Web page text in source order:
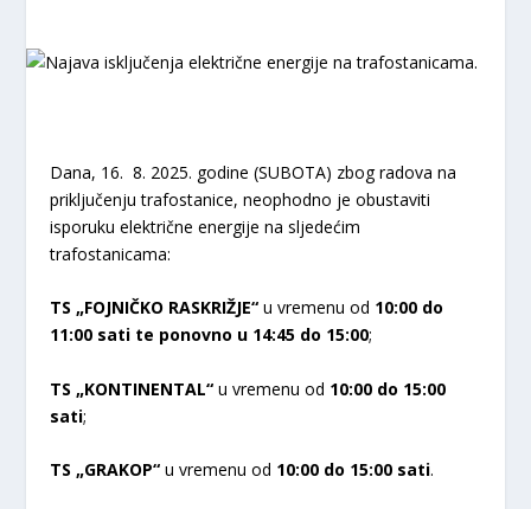
Dana, 16. 8. 2025. godine (SUBOTA) zbog radova na
priključenju trafostanice, neophodno je obustaviti
isporuku električne energije na sljedećim
trafostanicama­:
TS „FOJNIČKO RASKRIŽJE“ u vremenu od 10:00 do
11:00 sati te ponovno u 14:45 do 15:00;
TS „KONTINENTAL“ u vremenu od 10:00 do 15:00
sati;
TS „GRAKOP“ u vremenu od 10:00 do 15:00 sati.